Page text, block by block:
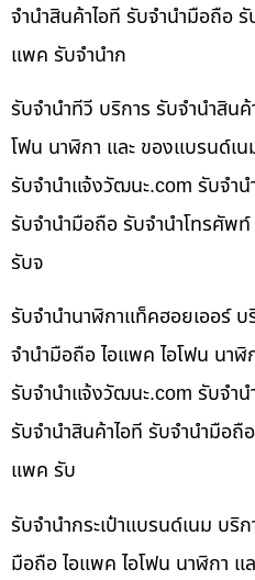
จำนำสินค้าไอที รับจำนำมือถือ
แพค รับจำนำก
รับจำนำทีวี บริการ รับจำนำสิน
โฟน นาฬิกา และ ของแบรนด์เ
รับจํานําแจ้งวัฒนะ.com รับจำน
รับจำนำมือถือ รับจำนำโทรศัพ
รับจ
รับจำนำนาฬิกาแท็คฮอยเออร์ บ
จำนำมือถือ ไอแพค ไอโฟน นา
รับจํานําแจ้งวัฒนะ.com รับจำ
รับจำนำสินค้าไอที รับจำนำมือถื
แพค รับ
รับจำนำกระเป๋าแบรนด์เนม บริ
มือถือ ไอแพค ไอโฟน นาฬิกา แ